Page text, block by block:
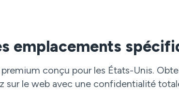
emplacements
conçu pour les États-Unis.
sur le web avec une confidentialité